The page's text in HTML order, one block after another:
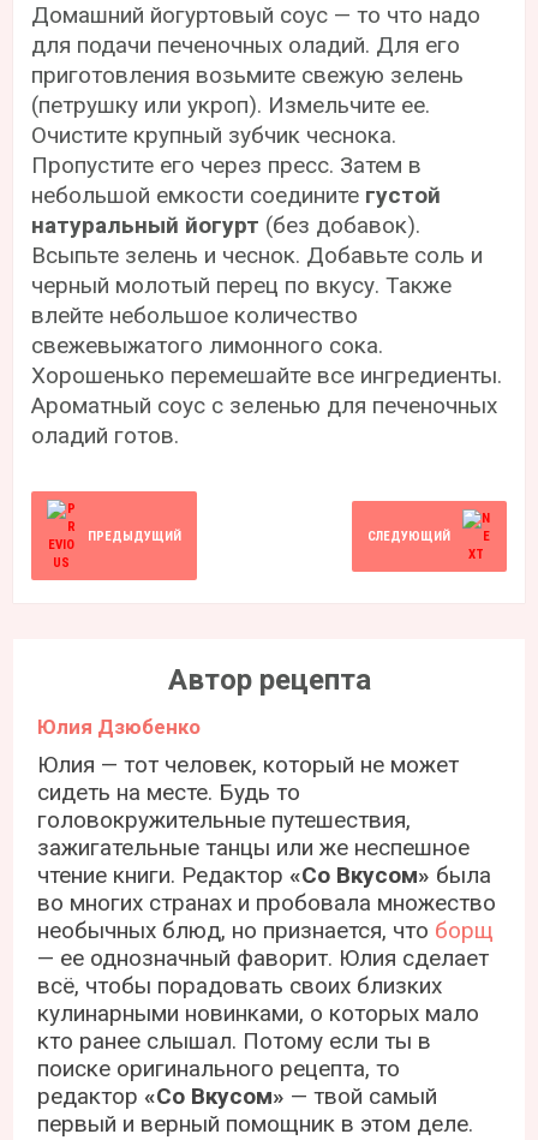
Домашний йогуртовый соус — то что надо
для подачи печеночных оладий. Для его
приготовления возьмите свежую зелень
(петрушку или укроп). Измельчите ее.
Очистите крупный зубчик чеснока.
Пропустите его через пресс. Затем в
небольшой емкости соедините густой
натуральный йогурт (без добавок).
Всыпьте зелень и чеснок. Добавьте соль и
черный молотый перец по вкусу. Также
влейте небольшое количество
свежевыжатого лимонного сока.
Хорошенько перемешайте все ингредиенты.
Ароматный соус с зеленью для печеночных
оладий готов.
ПРЕДЫДУЩИЙ СЛЕДУЮЩИЙ
Автор рецепта
Юлия Дзюбенко
Юлия — тот человек, который не может
сидеть на месте. Будь то
головокружительные путешествия,
зажигательные танцы или же неспешное
чтение книги. Редактор«Со Вкусом» была
во многих странах и пробовала множество
необычных блюд, но признается, что борщ
— ее однозначный фаворит. Юлия сделает
всё, чтобы порадовать своих близких
кулинарными новинками, о которых мало
кто ранее слышал. Потому если ты в
поиске оригинального рецепта, то
редактор«Со Вкусом» — твой самый
первый и верный помощник в этом деле.